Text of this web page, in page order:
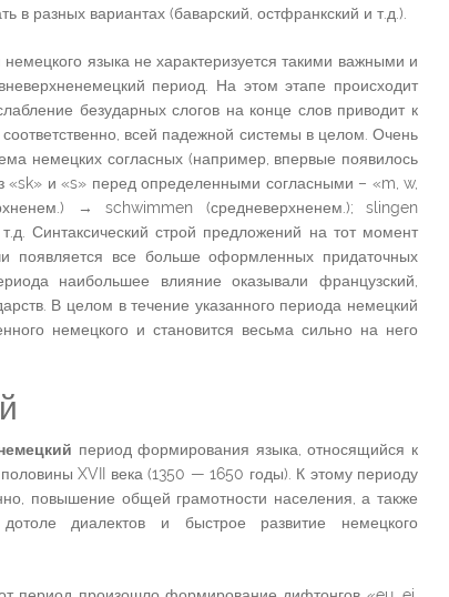
в разных вариантах (баварский, остфранкский и т.д.).
языка не характеризуется такими важными и
период. На этом этапе происходит
безударных слогов на конце слов приводит к
всей падежной системы в целом. Очень
немецких согласных (например, впервые появилось
«sk» и «s» перед определенными согласными – «m, w,
→ schwimmen (средневерхненем.); slingen
Синтаксический строй предложений на тот момент
появляется все больше оформленных придаточных
наибольшее влияние оказывали французский,
В целом в течение указанного периода немецкий
немецкого и становится весьма сильно на него
период формирования языка, относящийся к
XVII века (1350 — 1650 годы). К этому периоду
повышение общей грамотности населения, а также
диалектов и быстрое развитие немецкого